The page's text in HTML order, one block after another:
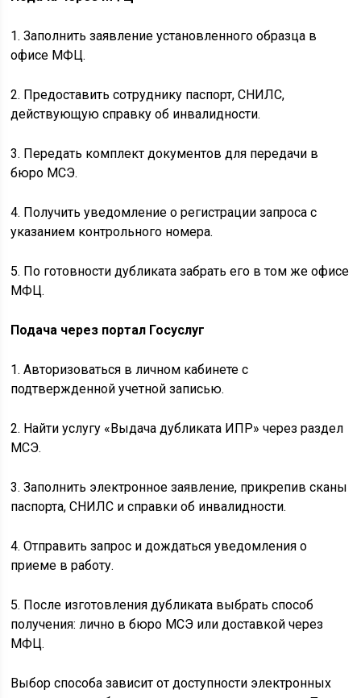
1. Заполнить заявление установленного образца в
офисе МФЦ.
2. Предоставить сотруднику паспорт, СНИЛС,
действующую справку об инвалидности.
3. Передать комплект документов для передачи в
бюро МСЭ.
4. Получить уведомление о регистрации запроса с
указанием контрольного номера.
5. По готовности дубликата забрать его в том же офисе
МФЦ.
Подача через портал Госуслуг
1. Авторизоваться в личном кабинете с
подтвержденной учетной записью.
2. Найти услугу «Выдача дубликата ИПР» через раздел
МСЭ.
3. Заполнить электронное заявление, прикрепив сканы
паспорта, СНИЛС и справки об инвалидности.
4. Отправить запрос и дождаться уведомления о
приеме в работу.
5. После изготовления дубликата выбрать способ
получения: лично в бюро МСЭ или доставкой через
МФЦ.
Выбор способа зависит от доступности электронных